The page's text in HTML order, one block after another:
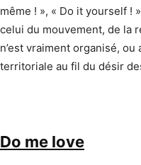
même ! », « Do it yourself !
celui du mouvement, de la
n’est vraiment organisé,
territoriale au fil du désir
Do me love